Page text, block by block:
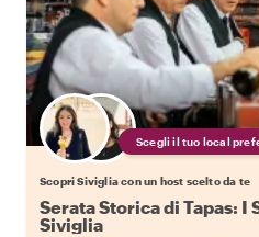
Scegli il tuo local
Scopri Siviglia con un host scelto da te
Serata Storica di Tapas: I
Siviglia